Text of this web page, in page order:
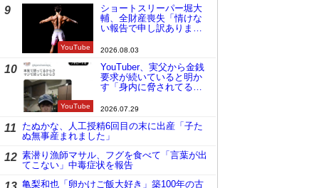
9
YouTube
ショートスリーパー堀大
輔、全財産喪失「情けな
い報告で申し訳ありませ
2026.08.03
10
YouTube
YouTuber、実父から金銭
要求が続いていると明か
す「身内に脅されてる
2026.07.29
11
たぬかな、人工授精6回目の末に出産「子た
ぬ無事産まれました」
12 素潜り漁師マサル、フグを食べて「言葉が出
てこない」中毒症状を報告
亀梨和也「卵かけご飯大好き」築100年の古